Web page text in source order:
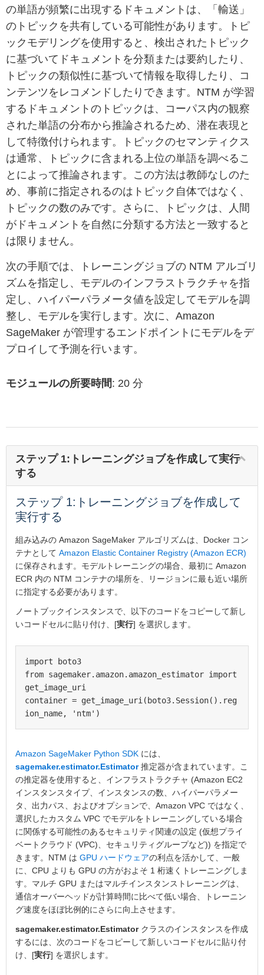
の単語が頻繁に出現するドキュメントは、「輸送」
のトピックを共有している可能性があります。トピ
ックモデリングを使用すると、検出されたトピック
に基づいてドキュメントを分類または要約したり、
トピックの類似性に基づいて情報を取得したり、コ
ンテンツをレコメンドしたりできます。NTM が学習
するドキュメントのトピックは、コーパス内の観察
された単語の分布から推論されるため、潜在表現と
して特徴付けられます。トピックのセマンティクス
は通常、トピックに含まれる上位の単語を調べるこ
とによって推論されます。この方法は教師なしのた
め、事前に指定されるのはトピック自体ではなく、
トピックの数のみです。さらに、トピックは、人間
がドキュメントを自然に分類する方法と一致すると
は限りません。
次の手順では、トレーニングジョブの NTM アルゴリ
ズムを指定し、モデルのインフラストラクチャを指
定し、ハイパーパラメータ値を設定してモデルを調
整し、モデルを実行します。次に、Amazon
SageMaker が管理するエンドポイントにモデルをデ
プロイして予測を行います。
モジュールの所要時間: 20 分
ステップ 1:トレーニングジョブを作成して実行
する
ステップ 1:トレーニングジョブを作成して
実行する
組み込みの Amazon SageMaker アルゴリズムは、Docker コン
テナとして Amazon Elastic Container Registry (Amazon ECR)
に保存されます。モデルトレーニングの場合、最初に Amazon
ECR 内の NTM コンテナの場所を、リージョンに最も近い場所
に指定する必要があります。
ノートブックインスタンスで、以下のコードをコピーして新し
いコードセルに貼り付け、[実行] を選択します。
import boto3
from sagemaker.amazon.amazon_estimator import
get_image_uri
container = get_image_uri(boto3.Session().reg
ion_name, 'ntm')
Amazon SageMaker Python SDK には、
sagemaker.estimator.Estimator推定器が含まれています。こ
の推定器を使用すると、インフラストラクチャ (Amazon EC2
インスタンスタイプ、インスタンスの数、ハイパーパラメー
タ、出力パス、およびオプションで、Amazon VPC ではなく、
選択したカスタム VPC でモデルをトレーニングしている場合
に関係する可能性のあるセキュリティ関連の設定 (仮想プライ
ベートクラウド (VPC)、セキュリティグループなど)) を指定で
きます。NTM は GPU ハードウェアの利点を活かして、一般
に、CPU よりも GPU の方がおよそ 1 桁速くトレーニングしま
す。マルチ GPU またはマルチインスタンストレーニングは、
通信オーバーヘッドが計算時間に比べて低い場合、トレーニン
グ速度をほぼ比例的にさらに向上させます。
sagemaker.estimator.Estimatorクラスのインスタンスを作成
するには、次のコードをコピーして新しいコードセルに貼り付
け、[実行] を選択します。